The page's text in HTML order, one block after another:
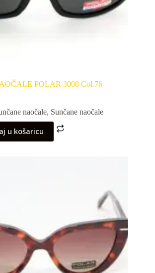
POLAR 3008 Col.76
naočale, Sunčane naočale
u košaricu